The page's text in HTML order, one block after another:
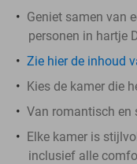
Geniet samen van
personen in hartje
Zie hier de inhoud
Kies de kamer die
Van romantisch en
Elke kamer is
inclusief alle